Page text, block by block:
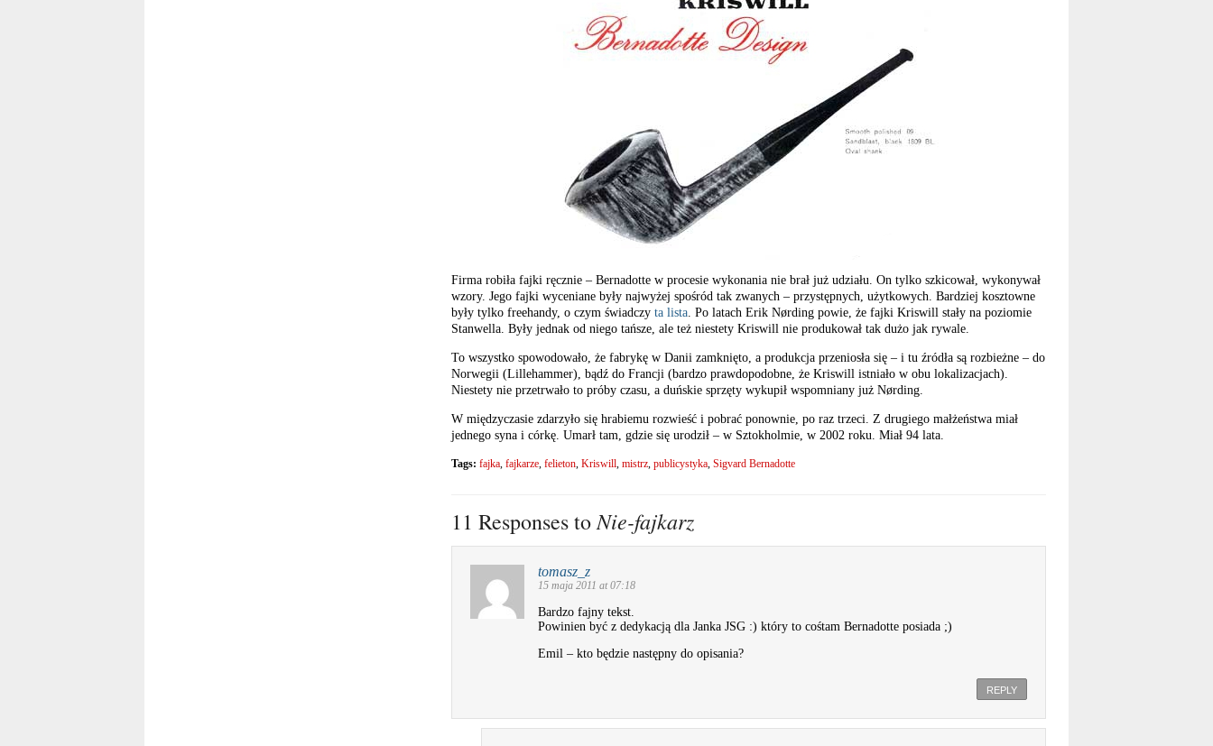
Firma robiła fajki ręcznie – Bernadotte w procesie wykonania nie brał już udziału. On tylko szkicował, wykonywał
wzory. Jego fajki wyceniane były najwyżej spośród tak zwanych – przystępnych, użytkowych. Bardziej kosztowne
były tylko freehandy, o czym świadczy ta lista. Po latach Erik Nørding powie, że fajki Kriswill stały na poziomie
Stanwella. Były jednak od niego tańsze, ale też niestety Kriswill nie produkował tak dużo jak rywale.
To wszystko spowodowało, że fabrykę w Danii zamknięto, a produkcja przeniosła się – i tu źródła są rozbieżne – do
Norwegii (Lillehammer), bądź do Francji (bardzo prawdopodobne, że Kriswill istniało w obu lokalizacjach).
Niestety nie przetrwało to próby czasu, a duńskie sprzęty wykupił wspomniany już Nørding.
W międzyczasie zdarzyło się hrabiemu rozwieść i pobrać ponownie, po raz trzeci. Z drugiego małżeństwa miał
jednego syna i córkę. Umarł tam, gdzie się urodził – w Sztokholmie, w 2002 roku. Miał 94 lata.
Tags: fajka, fajkarze, felieton, Kriswill, mistrz, publicystyka, Sigvard Bernadotte
11 Responses toNie-fajkarz
tomasz_z
15 maja 2011 at 07:18
Bardzo fajny tekst.
Powinien być z dedykacją dla Janka JSG :) który to cośtam Bernadotte posiada ;)
Emil – kto będzie następny do opisania?
REPLY